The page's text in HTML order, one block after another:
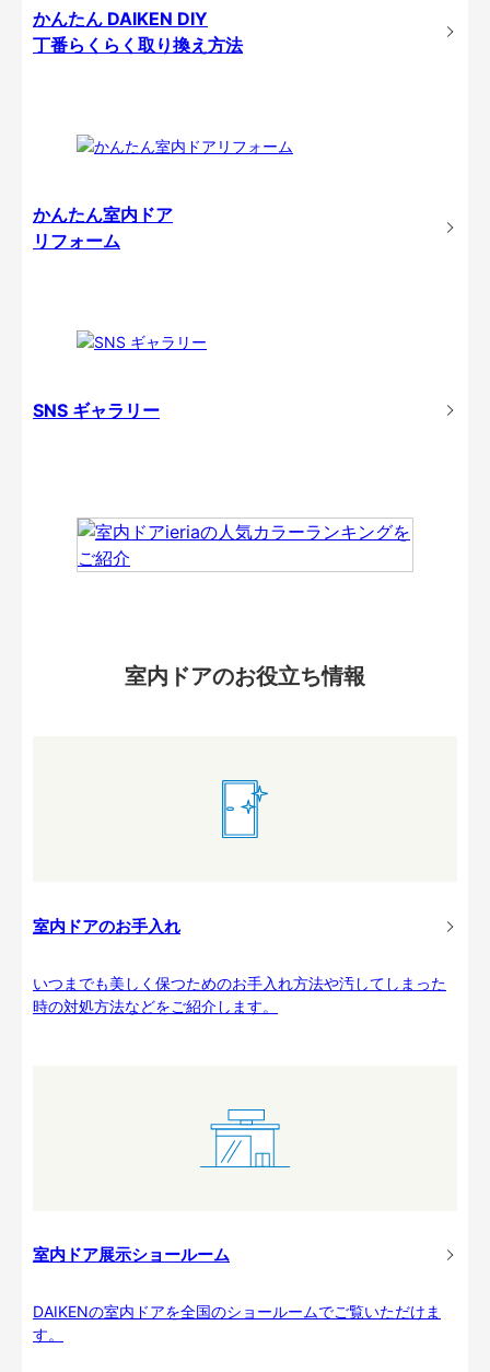
かんたん DAIKEN DIY
丁番らくらく取り換え方法
かんたん室内ドア
リフォーム
SNS ギャラリー
室内ドアのお役立ち情報
室内ドアのお手入れ
いつまでも美しく保つためのお手入れ方法や汚してしまった
時の対処方法などをご紹介します。
室内ドア展示ショールーム
DAIKENの室内ドアを全国のショールームでご覧いただけま
す。